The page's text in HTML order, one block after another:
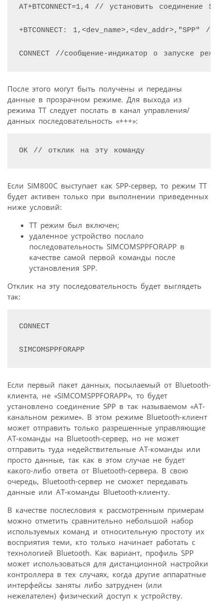
AT+BTCONNECT=1,4 // установить соединение
+BTCONNECT: 1,<dev_name>,<dev_addr>,"SPP"
CONNECT //сообщение-индикатор о запуске
После этого могут быть получены и переданы
данные в прозрачном режиме. Для выхода из
режима TT следует послать в канал управления/
данных последовательность «+++»:
OK // отклик на эту команду
Если SIM800С выступает как SPP-сервер, то режим TT
будет активен только при выполнении приведенных
ниже условий:
TT режим был включен;
удаленное устройство послало
последовательность SIMCOMSPPFORAPP в
качестве самой первой команды после
установления SPP.
Отклик на эту последовательность будет выглядеть
так:
CONNECT
SIMCOMSPPFORAPP
Если первый пакет данных, посылаемый от Bluetooth-
клиента, не «SIMCOMSPPFORAPP», то будет
установлено соединение SPP в так называемом «АТ-
канальном режиме». В этом режиме Bluetooth-клиент
может отправить только разрешенные управляющие
AT-команды на Bluetooth-сервер, но не может
отправить туда недействительные AT-команды или
просто данные, так как в этом случае не будет
какого-либо ответа от Bluetooth-сервера. В свою
очередь, Bluetooth-сервер не сможет передавать
данные или AT-команды Bluetooth-клиенту.
В качестве послесловия к рассмотренным примерам
можно отметить сравнительно небольшой набор
используемых команд и относительную простоту их
восприятия теми, кто только начинает работать с
технологией Bluetooth. Как вариант, профиль SPP
может использоваться для дистанционной настройки
контроллера в тех случаях, когда другие аппаратные
интерфейсы заняты либо затруднен (или
нежелателен) физический доступ к устройству.